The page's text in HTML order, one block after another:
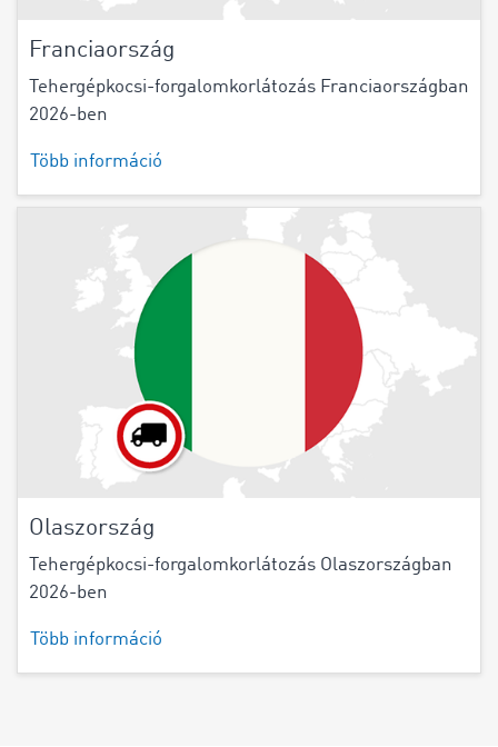
Franciaország
Tehergépkocsi-forgalomkorlátozás Franciaországban
2026-ben
Több információ
Olaszország
Tehergépkocsi-forgalomkorlátozás Olaszországban
2026-ben
Több információ